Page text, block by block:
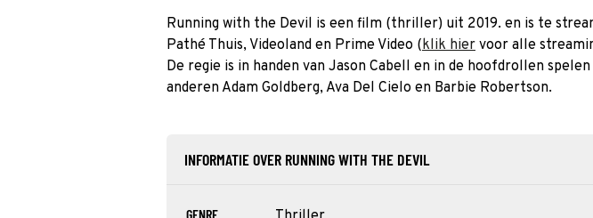
Running with the Devil is een film (thriller) uit 2019. en is te
Pathé Thuis, Videoland en Prime Video (klik hier voor alle
De regie is in handen van Jason Cabell en in de hoofdrollen
anderen Adam Goldberg, Ava Del Cielo en Barbie Robertson.
INFORMATIE OVER RUNNING WITH THE DEVIL
GENRE